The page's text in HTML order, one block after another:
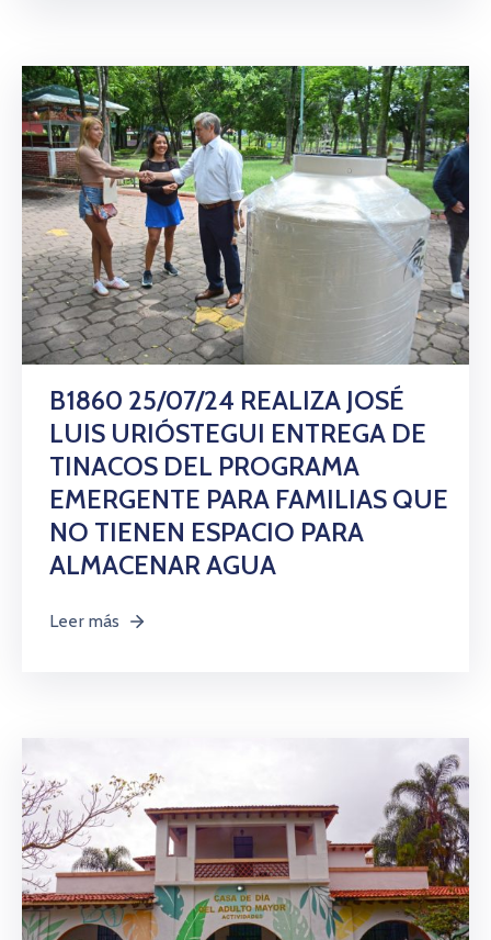
B1860 25/07/24 REALIZA JOSÉ
LUIS URIÓSTEGUI ENTREGA DE
TINACOS DEL PROGRAMA
EMERGENTE PARA FAMILIAS QUE
NO TIENEN ESPACIO PARA
ALMACENAR AGUA
Leer más